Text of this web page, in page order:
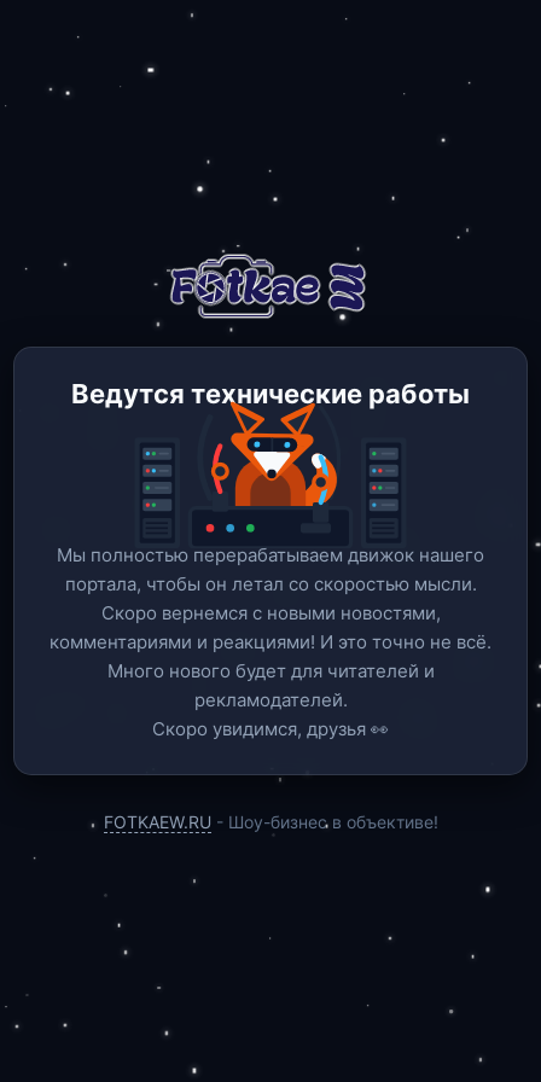
Ведутся технические работы
Мы полностью перерабатываем движок нашего
портала, чтобы он летал со скоростью мысли.
Скоро вернемся c новыми новостями,
комментариями и реакциями! И это точно не всё.
Много нового будет для читателей и
рекламодателей.
Скоро увидимся, друзья 👀
FOTKAEW.RU - Шоу-бизнес в объективе!